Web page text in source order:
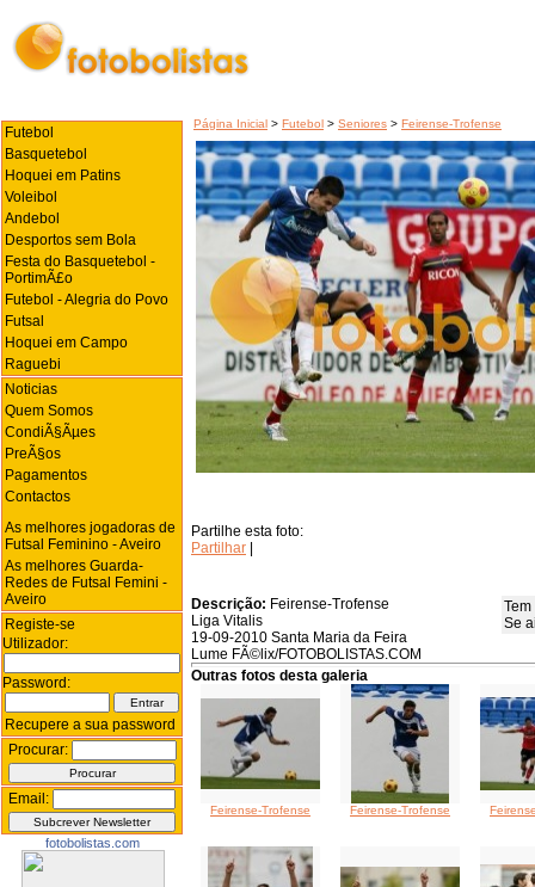
Página Inicial > Futebol > Seniores > Feirense-Trofense
Partilhe esta foto:
Partilhar
Descrição: Feirense-Trofense
Liga Vitalis
19-09-2010 Santa Maria da Feira
Lume FÃ©lix/FOTOBOLISTAS.COM
Se
Outras fotos desta galeria
Feirense-Trofense Feirense-Trofense
Futebol
Basquetebol
Hoquei em Patins
Voleibol
Andebol
Desportos sem Bola
Festa do Basquetebol -
PortimÃ£o
Futebol - Alegria do Povo
Futsal
Hoquei em Campo
Raguebi
Noticias
Quem Somos
CondiÃ§Ãµes
PreÃ§os
Pagamentos
Contactos
As melhores jogadoras de
Futsal Feminino - Aveiro
As melhores Guarda-
Redes de Futsal Femini -
Aveiro
Registe-se
Utilizador:
Password:
Recupere a sua password
Procurar:
Email:
fotobolistas.com